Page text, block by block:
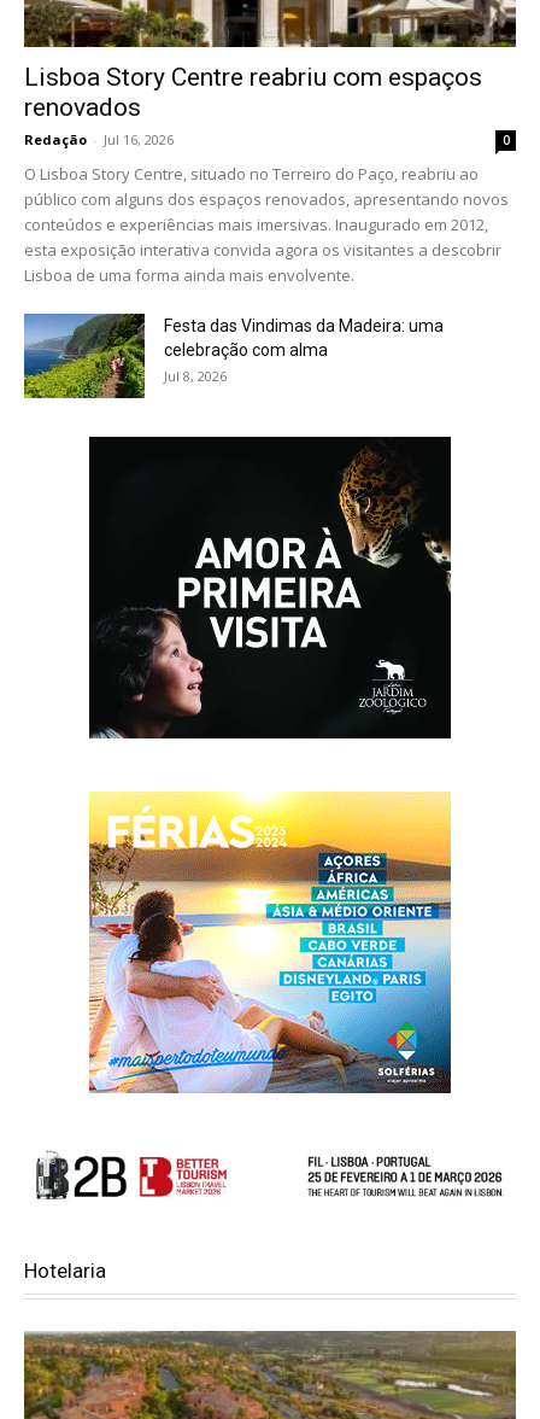
Lisboa Story Centre reabriu com espaços
renovados
Redação - Jul 16, 2026 0
O Lisboa Story Centre, situado no Terreiro do Paço, reabriu ao
público com alguns dos espaços renovados, apresentando novos
conteúdos e experiências mais imersivas. Inaugurado em 2012,
esta exposição interativa convida agora os visitantes a descobrir
Lisboa de uma forma ainda mais envolvente.
Festa das Vindimas da Madeira: uma
celebração com alma
Jul 8, 2026
Hotelaria